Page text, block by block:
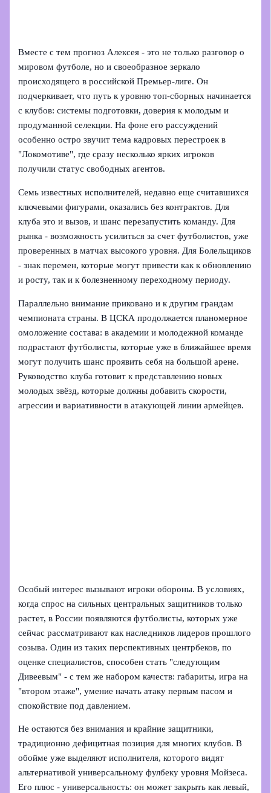
Вместе с тем прогноз Алексея - это не только разговор о
мировом футболе, но и своеобразное зеркало
происходящего в российской Премьер-лиге. Он
подчеркивает, что путь к уровню топ-сборных начинается
с клубов: системы подготовки, доверия к молодым и
продуманной селекции. На фоне его рассуждений
особенно остро звучит тема кадровых перестроек в
"Локомотиве", где сразу несколько ярких игроков
получили статус свободных агентов.
Семь известных исполнителей, недавно еще считавшихся
ключевыми фигурами, оказались без контрактов. Для
клуба это и вызов, и шанс перезапустить команду. Для
рынка - возможность усилиться за счет футболистов, уже
проверенных в матчах высокого уровня. Для Болельщиков
- знак перемен, которые могут привести как к обновлению
и росту, так и к болезненному переходному периоду.
Параллельно внимание приковано и к другим грандам
чемпионата страны. В ЦСКА продолжается планомерное
омоложение состава: в академии и молодежной команде
подрастают футболисты, которые уже в ближайшее время
могут получить шанс проявить себя на большой арене.
Руководство клуба готовит к представлению новых
молодых звёзд, которые должны добавить скорости,
агрессии и вариативности в атакующей линии армейцев.
Особый интерес вызывают игроки обороны. В условиях,
когда спрос на сильных центральных защитников только
растет, в России появляются футболисты, которых уже
сейчас рассматривают как наследников лидеров прошлого
созыва. Один из таких перспективных центрбеков, по
оценке специалистов, способен стать "следующим
Дивеевым" - с тем же набором качеств: габариты, игра на
"втором этаже", умение начать атаку первым пасом и
спокойствие под давлением.
Не остаются без внимания и крайние защитники,
традиционно дефицитная позиция для многих клубов. В
обойме уже выделяют исполнителя, которого видят
альтернативой универсальному фулбеку уровня Мойзеса.
Его плюс - универсальность: он может закрыть как левый,